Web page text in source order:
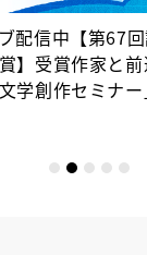
配信中【第67
】受賞作家と
学創作セミナー